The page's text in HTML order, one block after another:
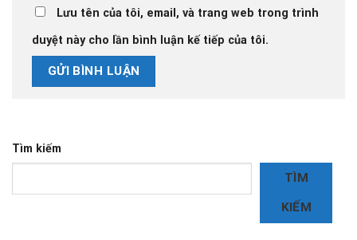
Lưu tên của tôi, email, và trang web trong trình
duyệt này cho lần bình luận kế tiếp của tôi.
Tìm kiếm
TÌM
KIẾM